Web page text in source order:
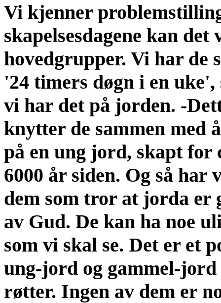
Vi kjenner
skapelsesdagene kan
hovedgrupper. Vi har de
'24 timers døgn i en
vi har det på jorden. -
knytter de sammen med
på en ung jord, skapt for
6000 år siden. Og så har
dem som tror at jorda er
av Gud. De kan ha noe
som vi skal se. Det er et
ung-jord og gammel-
røtter. Ingen av dem er